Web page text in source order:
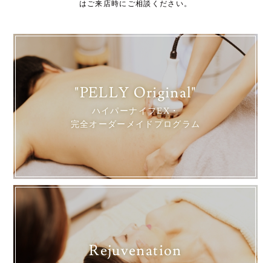
はご来店時にご相談ください。
"PELLY Original"
ハイパーナイフEX・
完全オーダーメイドプログラム
Rejuvenation